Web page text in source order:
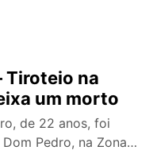
Tiroteio na
um morto
de 22 anos, foi
Pedro, na Zona…